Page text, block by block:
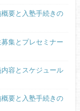
概要と入塾手続きの
募集とプレセミナー
内容とスケジュール
概要と入塾手続きの